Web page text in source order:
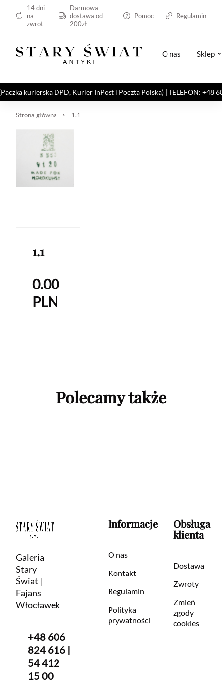
14 dni
na
zwrot
Darmowa
dostawa od
200zł
Pomoc Regulamin
O nas Sklep
kurierska DPD, Kurier InPost i Poczta Polska) | TELEFON: +48
Strona główna 1.1
1.1
0.00
PLN
Polecamy także
Galeria
Stary
Świat |
Fajans
Włocławek
+48 606
824 616 |
54 412
15 00
Informacje
O nas
Kontakt
Regulamin
Polityka
prywatności
Obsługa
klienta
Dostawa
Zwroty
Zmień
zgody
cookies